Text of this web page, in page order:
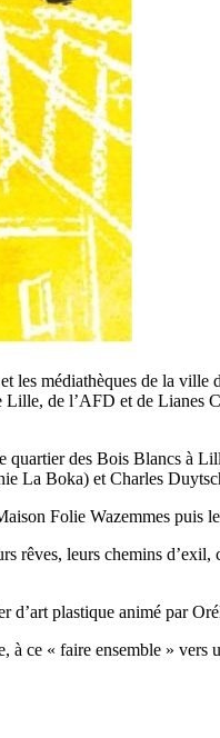
médiathèques de la
de l’AFD et de Lianes
des Bois Blancs à
La Boka) et Charles
Folie Wazemmes puis
leurs chemins
plastique animé par
ce « faire ensemble » vers